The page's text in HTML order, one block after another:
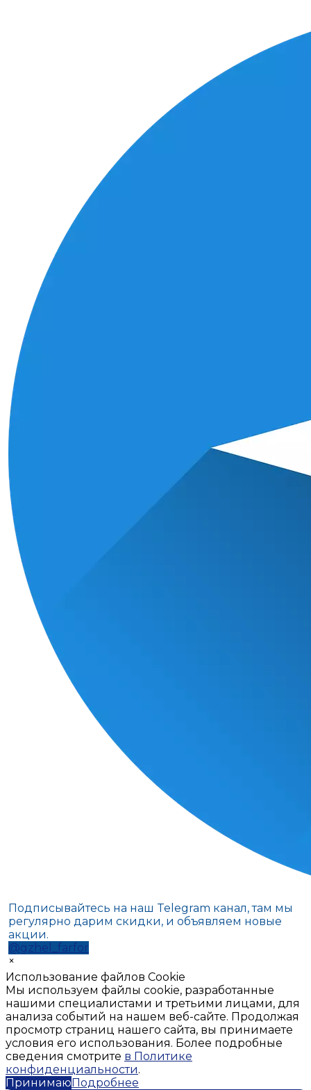
Подписывайтесь на наш Telegram канал, там мы
регулярно дарим скидки, и объявляем новые
акции.
@gzhel_farfor
×
Использование файлов Cookie
Мы используем файлы cookie, разработанные
нашими специалистами и третьими лицами, для
анализа событий на нашем веб-сайте. Продолжая
просмотр страниц нашего сайта, вы принимаете
условия его использования. Более подробные
сведения смотрите в Политике
конфиденциальности.
ПринимаюПодробнее